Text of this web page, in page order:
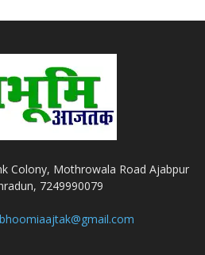
Colony, Mothrowala Road Ajabpur
7249990079